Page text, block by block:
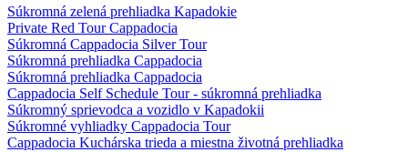
Súkromná zelená prehliadka Kapadokie
Private Red Tour Cappadocia
Súkromná Cappadocia Silver Tour
Súkromná prehliadka Cappadocia
Súkromná prehliadka Cappadocia
Cappadocia Self Schedule Tour - súkromná prehliadka
Súkromný sprievodca a vozidlo v Kapadokii
Súkromné vyhliadky Cappadocia Tour
Cappadocia Kuchárska trieda a miestna životná prehliadka